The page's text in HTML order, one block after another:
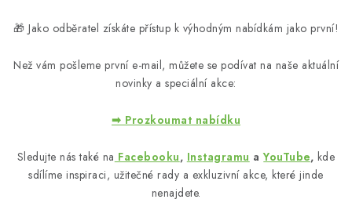
OSTATNÍ
DOVOLENÁ
🎁 Jako odběratel získáte přístup k výhodným nabídkám jako první!
Než vám pošleme první e-mail, můžete se podívat na naše aktuální
novinky a speciální akce:
➡ Prozkoumat nabídku
Sledujte nás také na Facebooku, Instagramu aYouTube, kde
sdílíme inspiraci, užitečné rady a exkluzivní akce, které jinde
nenajdete.